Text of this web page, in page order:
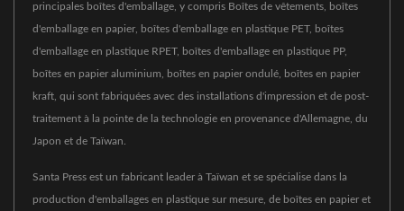
principales boîtes d'emballage, y compris Boîtes de vêtements, boîtes
d'emballage en papier, boîtes d'emballage en plastique PET, boîtes
d'emballage en plastique RPET, boîtes d'emballage en plastique PP,
boîtes en papier aluminium, boîtes en papier ondulé, boîtes en papier
kraft, qui sont fabriquées avec des installations d'impression et de post-
traitement à la pointe de la technologie en provenance d'Allemagne, du
Japon et de Taïwan.
Santa Press est un fabricant leader à Taïwan et se spécialise dans la
production d'emballages en plastique sur mesure, de boîtes en papier et